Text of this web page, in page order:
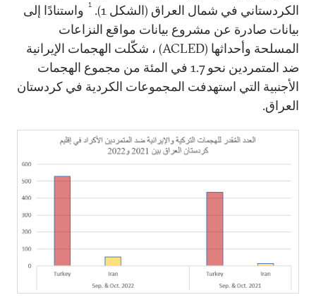
الكردستاني في شمال العراق (الشكل 1).
1 واستنادًا إلى
بيانات صادرة عن مشروع بيانات مواقع النزاعات
المسلحة وأحداثها (ACLED) ، شكّلت الهجمات الإيرانية
ضد المتمردين نحو 1.7 في المئة من مجموع الهجمات
الأجنبية التي استهدفت المجموعات الكردية في كردستان
العراق.